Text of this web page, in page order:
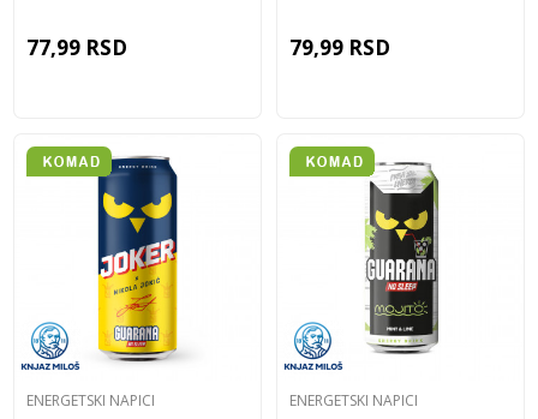
77,99 RSD 79,99 RSD
ENERGETSKI NAPICI ENERGETSKI NAPICI